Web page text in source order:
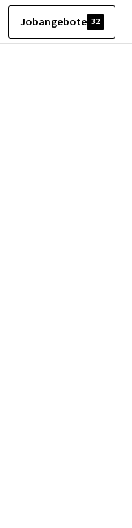
Jobangebote 32